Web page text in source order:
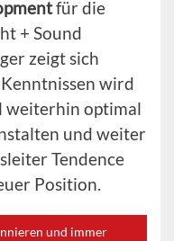
für die
+ Sound
zeigt sich
wird
weiterhin optimal
und weiter
Tendence
Position.
und immer